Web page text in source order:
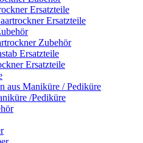
Ersatzteile
Ersatzteile
Zubehör
Ersatzteile
Ersatzteile
aus Maniküre / Pediküre
/Pediküre